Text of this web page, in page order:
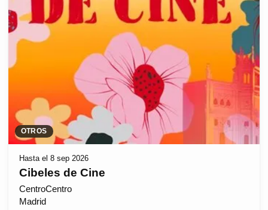
OTROS
Hasta el 8 sep 2026
Cibeles de Cine
CentroCentro
Madrid